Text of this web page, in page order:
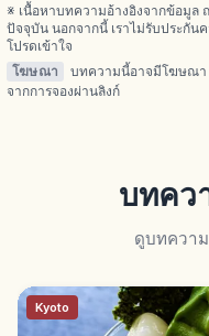
※ เนื้อหาบทความอ้างอิงจากข้อมูล
ปัจจุบัน นอกจากนี้ เราไม่รับประกั
โปรดเข้าใจ
โฆษณา
บทความนี้อาจมีโฆษณา
จากการจองผ่านลิงก์
บทคว
ดูบทควา
Kyoto